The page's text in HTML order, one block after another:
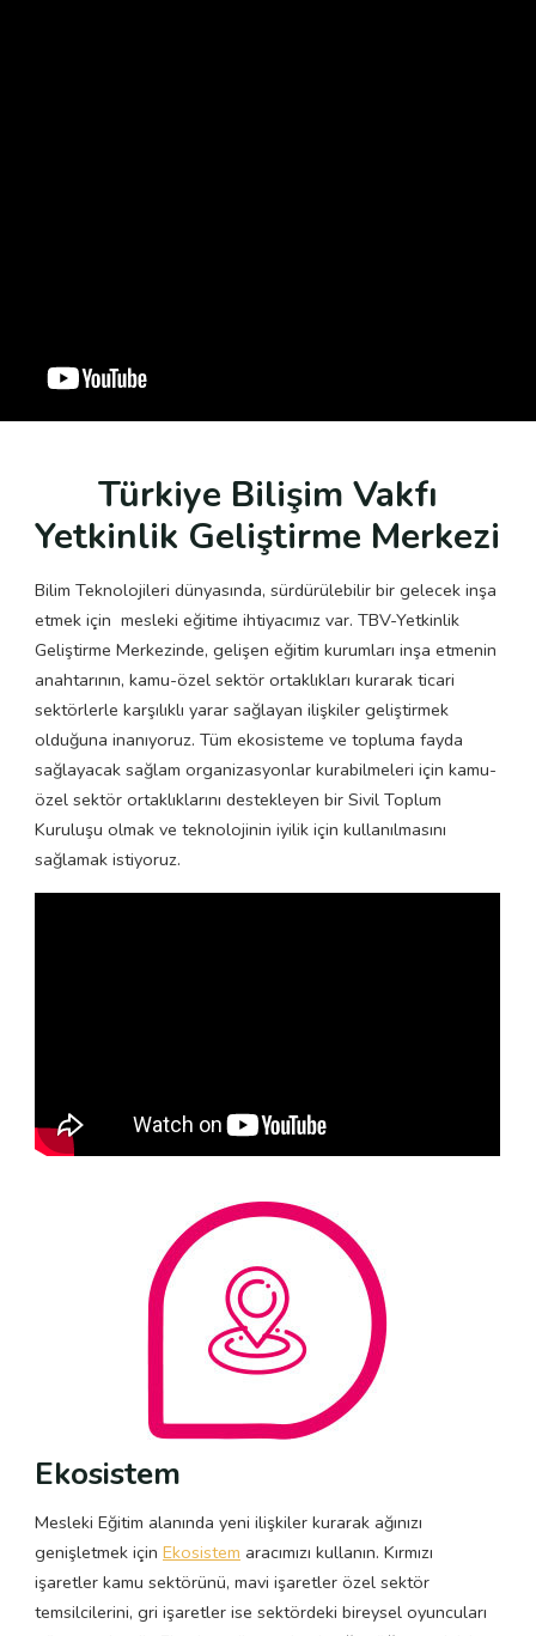
Türkiye Bilişim Vakfı
Yetkinlik Geliştirme Merkezi
Bilim Teknolojileri dünyasında, sürdürülebilir bir gelecek inşa
etmek için mesleki eğitime ihtiyacımız var. TBV-Yetkinlik
Geliştirme Merkezinde, gelişen eğitim kurumları inşa etmenin
anahtarının, kamu-özel sektör ortaklıkları kurarak ticari
sektörlerle karşılıklı yarar sağlayan ilişkiler geliştirmek
olduğuna inanıyoruz. Tüm ekosisteme ve topluma fayda
sağlayacak sağlam organizasyonlar kurabilmeleri için kamu-
özel sektör ortaklıklarını destekleyen bir Sivil Toplum
Kuruluşu olmak ve teknolojinin iyilik için kullanılmasını
sağlamak istiyoruz.
Ekosistem
Mesleki Eğitim alanında yeni ilişkiler kurarak ağınızı
genişletmek içinEkosistem aracımızı kullanın. Kırmızı
işaretler kamu sektörünü, mavi işaretler özel sektör
temsilcilerini, gri işaretler ise sektördeki bireysel oyuncuları